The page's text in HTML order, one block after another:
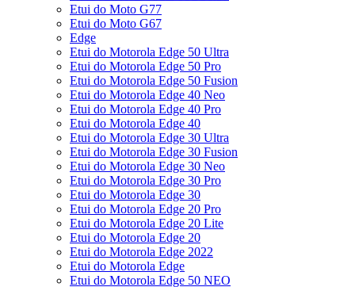
Etui do Moto G77
Etui do Moto G67
Edge
Etui do Motorola Edge 50 Ultra
Etui do Motorola Edge 50 Pro
Etui do Motorola Edge 50 Fusion
Etui do Motorola Edge 40 Neo
Etui do Motorola Edge 40 Pro
Etui do Motorola Edge 40
Etui do Motorola Edge 30 Ultra
Etui do Motorola Edge 30 Fusion
Etui do Motorola Edge 30 Neo
Etui do Motorola Edge 30 Pro
Etui do Motorola Edge 30
Etui do Motorola Edge 20 Pro
Etui do Motorola Edge 20 Lite
Etui do Motorola Edge 20
Etui do Motorola Edge 2022
Etui do Motorola Edge
Etui do Motorola Edge 50 NEO